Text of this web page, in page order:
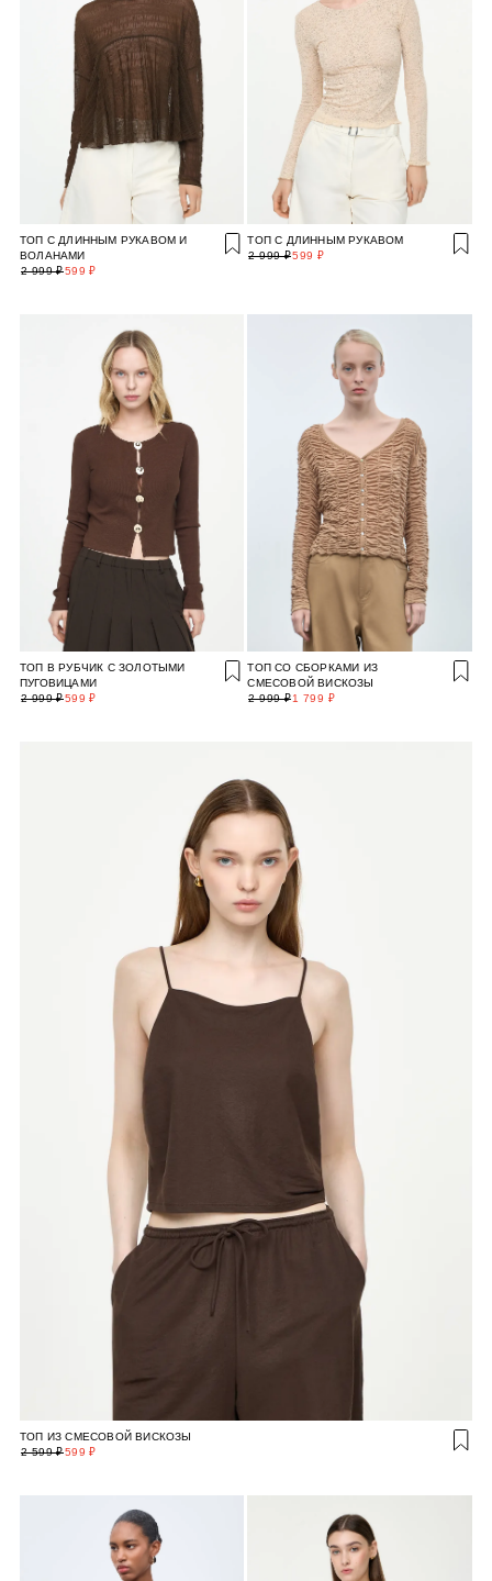
ТОП С ДЛИННЫМ РУКАВОМ И
ВОЛАНАМИ
599 ₽
2 999 ₽
ТОП С ДЛИННЫМ РУКАВОМ
599 ₽
2 999 ₽
ТОП В РУБЧИК С ЗОЛОТЫМИ
ПУГОВИЦАМИ
599 ₽
2 999 ₽
ТОП СО СБОРКАМИ ИЗ
СМЕСОВОЙ ВИСКОЗЫ
1 799 ₽
2 999 ₽
ТОП ИЗ СМЕСОВОЙ ВИСКОЗЫ
599 ₽
2 599 ₽